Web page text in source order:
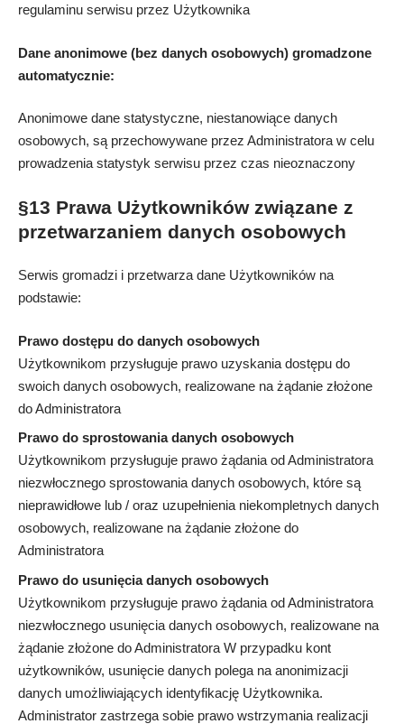
regulaminu serwisu przez Użytkownika
Dane anonimowe (bez danych osobowych) gromadzone
automatycznie:
Anonimowe dane statystyczne, niestanowiące danych
osobowych, są przechowywane przez Administratora w celu
prowadzenia statystyk serwisu przez czas nieoznaczony
§13 Prawa Użytkowników związane z
przetwarzaniem danych osobowych
Serwis gromadzi i przetwarza dane Użytkowników na
podstawie:
Prawo dostępu do danych osobowych
Użytkownikom przysługuje prawo uzyskania dostępu do
swoich danych osobowych, realizowane na żądanie złożone
do Administratora
Prawo do sprostowania danych osobowych
Użytkownikom przysługuje prawo żądania od Administratora
niezwłocznego sprostowania danych osobowych, które są
nieprawidłowe lub / oraz uzupełnienia niekompletnych danych
osobowych, realizowane na żądanie złożone do
Administratora
Prawo do usunięcia danych osobowych
Użytkownikom przysługuje prawo żądania od Administratora
niezwłocznego usunięcia danych osobowych, realizowane na
żądanie złożone do Administratora W przypadku kont
użytkowników, usunięcie danych polega na anonimizacji
danych umożliwiających identyfikację Użytkownika.
Administrator zastrzega sobie prawo wstrzymania realizacji